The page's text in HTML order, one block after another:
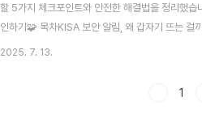
할 5가지 체크포인트와 안전한 해결법을 정리했습
인하기🧩 목차KISA 보안 알림, 왜 갑자기 뜨는
한가[Q&A] “KISA에서 알림이 떴어요, 해킹인가요
2025. 7. 13.
1